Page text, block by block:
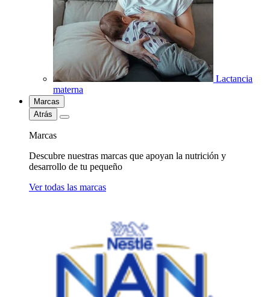
Lactancia
materna
Marcas
Atrás
Marcas
Descubre nuestras marcas que apoyan la nutrición y
desarrollo de tu pequeño
Ver todas las marcas